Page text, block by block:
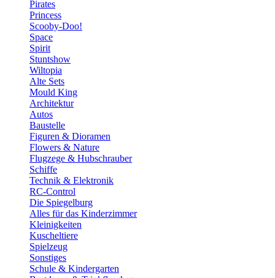
Pirates
Princess
Scooby-Doo!
Space
Spirit
Stuntshow
Wiltopia
Alte Sets
Mould King
Architektur
Autos
Baustelle
Figuren & Dioramen
Flowers & Nature
Flugzege & Hubschrauber
Schiffe
Technik & Elektronik
RC-Control
Die Spiegelburg
Alles für das Kinderzimmer
Kleinigkeiten
Kuscheltiere
Spielzeug
Sonstiges
Schule & Kindergarten